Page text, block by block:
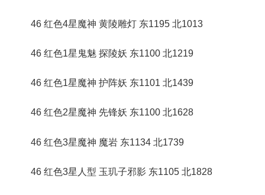
46 红色4星魔神 黄陵雕灯 东1195 北1013
46 红色1星鬼魅 探陵妖 东1100 北1219
46 红色1星魔神 护阵妖 东1101 北1439
46 红色2星魔神 先锋妖 东1100 北1628
46 红色3星魔神 魔岩 东1134 北1739
46 红色3星人型 玉玑子邪影 东1105 北1828